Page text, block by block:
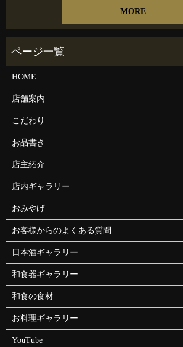
MORE
HOME
店舗案内
こだわり
お品書き
店主紹介
店内ギャラリー
おみやげ
お客様からのよくある質問
日本酒ギャラリー
和食器ギャラリー
和食の食材
お料理ギャラリー
YouTube